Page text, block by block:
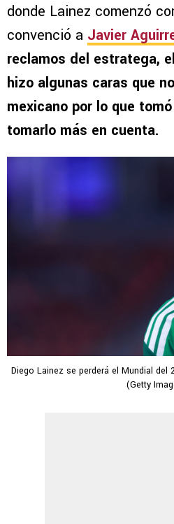
donde Lainez comenzó
convenció a Javier
reclamos del estratega,
hizo algunas caras que
mexicano por lo que
tomarlo más en cuenta.
Diego Lainez se perderá el Mundial
(Getty